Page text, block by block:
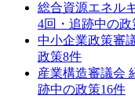
総合資源エネル
4回・追跡中の政
中小企業政策審
政策8件
産業構造審議会
跡中の政策16件